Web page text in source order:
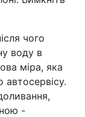
чого
воду в
міра, яка
-